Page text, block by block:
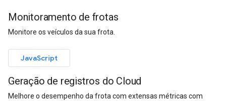
Monitoramento de frotas
Monitore os veículos da sua frota.
JavaScript
Geração de registros do Cloud
Melhore o desempenho da frota com extensas métricas com